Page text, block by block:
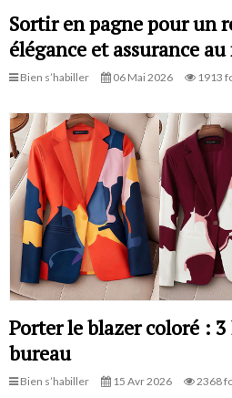
Sortir en pagne pour un
élégance et assurance
Bien s’habiller 06 Mai 2026 1913
Porter le blazer coloré :
bureau
Bien s’habiller 15 Avr 2026 2368